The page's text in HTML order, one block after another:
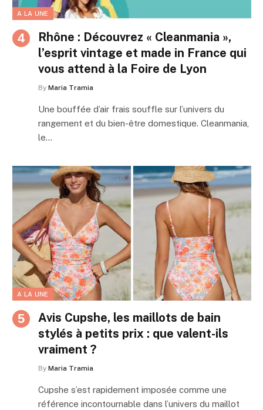
A LA UNE
Rhône : Découvrez « Cleanmania »,
l’esprit vintage et made in France qui
vous attend à la Foire de Lyon
By Maria Tramia
Une bouffée d’air frais souffle sur l’univers du
rangement et du bien-être domestique. Cleanmania,
le…
A LA UNE
Avis Cupshe, les maillots de bain
stylés à petits prix : que valent-ils
vraiment ?
By Maria Tramia
Cupshe s’est rapidement imposée comme une
référence incontournable dans l’univers du maillot